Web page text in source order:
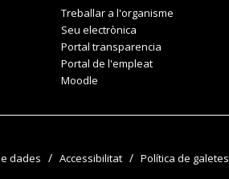
Treballar a l'organisme
Seu electrònica
Portal transparencia
Portal de l'empleat
Moodle
dades Accessibilitat Política de galetes